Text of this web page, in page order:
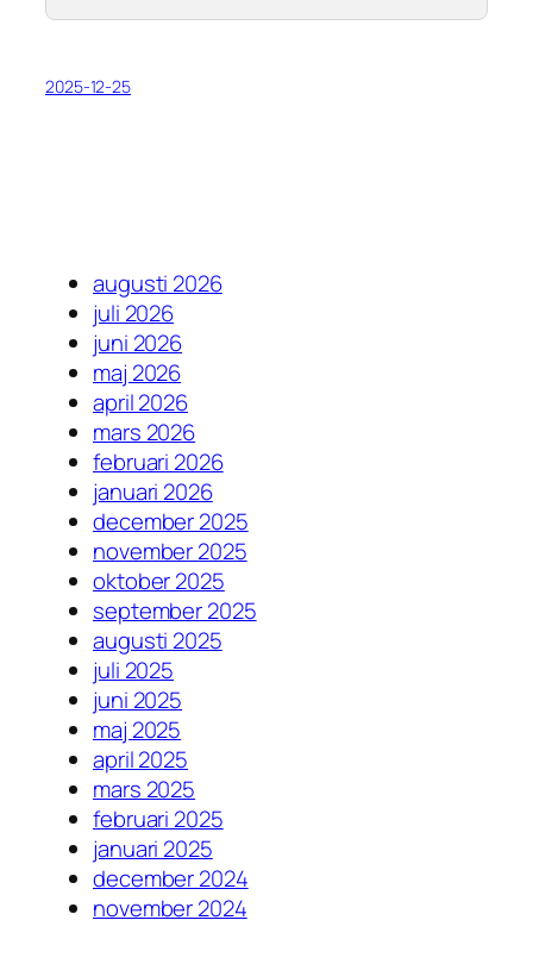
2025-12-25
augusti 2026
juli 2026
juni 2026
maj 2026
april 2026
mars 2026
februari 2026
januari 2026
december 2025
november 2025
oktober 2025
september 2025
augusti 2025
juli 2025
juni 2025
maj 2025
april 2025
mars 2025
februari 2025
januari 2025
december 2024
november 2024